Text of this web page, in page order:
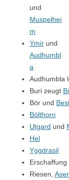
und
Muspelhei
m
Ymir und
Audhumbl
a
Audhumbla
Buri zeugt
Bör und
Bölthorn
Utgard und
Hel
Yggdrasil
Riesen,